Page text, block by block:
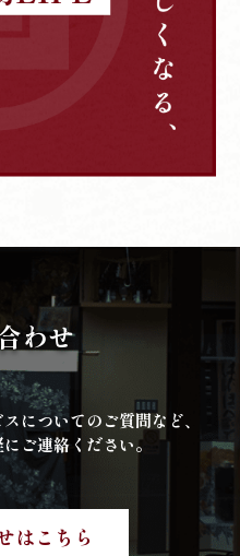
わせ
についてのご質問など、
ご連絡ください。
はこちら